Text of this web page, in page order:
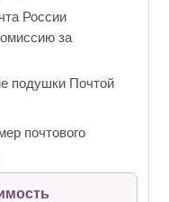
России
за
подушки Почтой
почтового